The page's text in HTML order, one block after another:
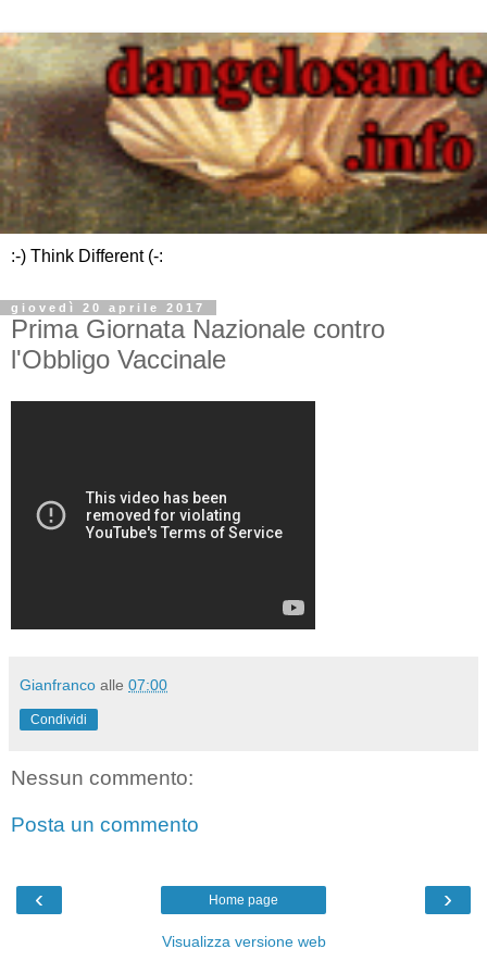
:-) Think Different (-:
giovedì 20 aprile 2017
Prima Giornata Nazionale contro
l'Obbligo Vaccinale
Gianfranco alle 07:00
Condividi
Nessun commento:
Posta un commento
‹ ›
Home page
Visualizza versione web